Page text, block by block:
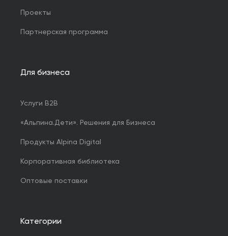
Проекты
Партнерская программа
Для бизнеса
Услуги B2B
«Альпина.Дети». Решения для Бизнеса
Продукты Alpina Digital
Корпоративная библиотека
Оптовые поставки
Категории